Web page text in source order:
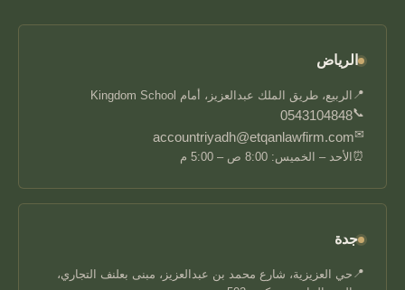
الرياض
📍 الربيع، طريق الملك عبدالعزيز، أمام Kingdom School
📞
0543104848
✉
accountriyadh@etqanlawfirm.com
⏰ الأحد – الخميس: 8:00 ص – 5:00 م
جدة
📍 حي العزيزية، شارع محمد بن عبدالعزيز، مبنى بعلنف التجاري،